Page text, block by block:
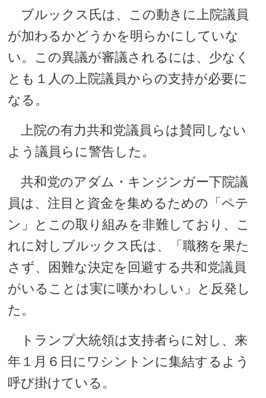
ブルックス氏は、この動きに上院議員
が加わるかどうかを明らかにしていな
い。この異議が審議されるには、少なく
とも１人の上院議員からの支持が必要に
なる。
上院の有力共和党議員らは賛同しない
よう議員らに警告した。
共和党のアダム・キンジンガー下院議
員は、注目と資金を集めるための「ペテ
ン」とこの取り組みを非難しており、こ
れに対しブルックス氏は、「職務を果た
さず、困難な決定を回避する共和党議員
がいることは実に嘆かわしい」と反発し
た。
トランプ大統領は支持者らに対し、来
年１月６日にワシントンに集結するよう
呼び掛けている。